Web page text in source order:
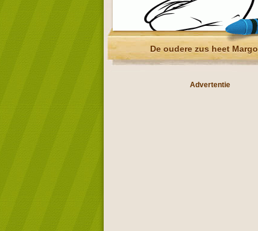
De oudere zus heet Margo
Advertentie